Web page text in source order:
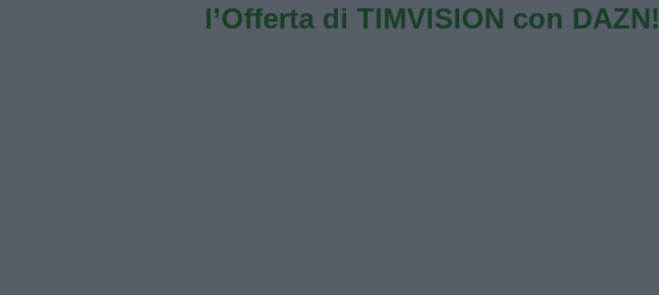
l’Offerta di TIMVISION con DAZN!